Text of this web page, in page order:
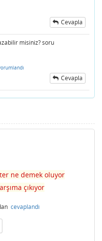
Cevapla
misiniz? soru
Cevapla
ne demek oluyor
çıkıyor
cevaplandı